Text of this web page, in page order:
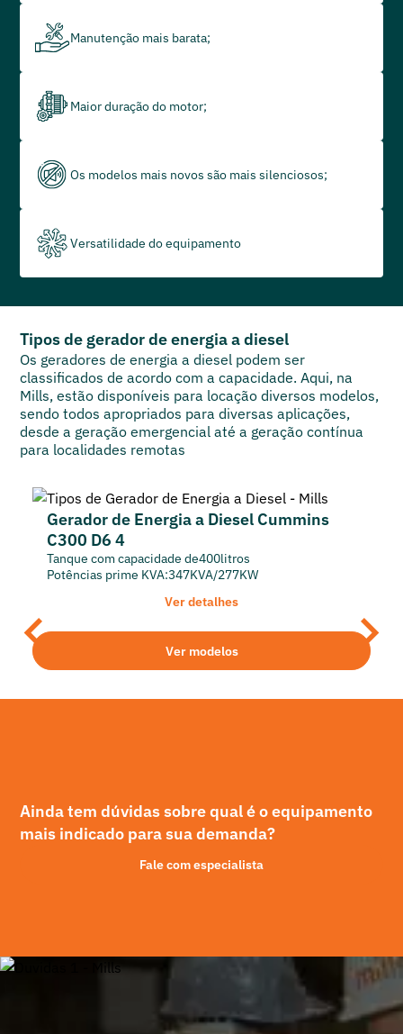
Manutenção mais barata;
Maior duração do motor;
Os modelos mais novos são mais silenciosos;
Versatilidade do equipamento
Tipos de gerador de energia a diesel
Os geradores de energia a diesel podem ser
classificados de acordo com a capacidade. Aqui, na
Mills, estão disponíveis para locação diversos modelos,
sendo todos apropriados para diversas aplicações,
desde a geração emergencial até a geração contínua
para localidades remotas
Gerador de Energia a Diesel Cummins
C300 D6 4
Tanque com capacidade de400litros
Potências prime KVA:347KVA/277KW
Ver detalhes
Ver modelos
Ainda tem dúvidas sobre qual é o equipamento
mais indicado para sua demanda?
Fale com especialista
Plataformas elevatórias em todo o Brasil
Aluguel de plataformas elevatórias no Sudeste